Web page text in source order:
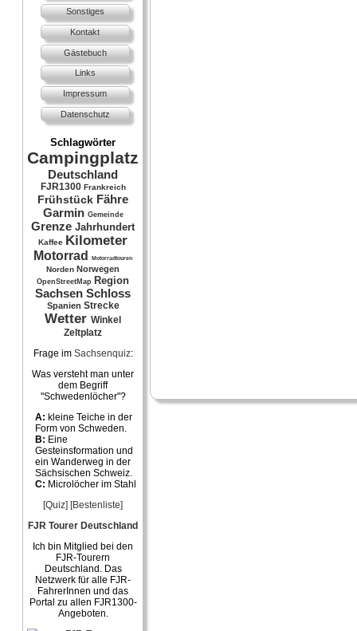
Sonstiges
Kontakt
Gästebuch
Links
Impressum
Datenschutz
Schlagwörter
Campingplatz
Deutschland
FJR1300 Frankreich
Frühstück Fähre
Garmin Gemeinde
Grenze Jahrhundert
Kaffee Kilometer
Motorrad Motorradtouren
Norden Norwegen
OpenStreetMap Region
Sachsen Schloss
Spanien Strecke
Wetter Winkel
Zeltplatz
Frage im Sachsenquiz:
Was versteht man unter
dem Begriff
"Schwedenlöcher"?
A: kleine Teiche in der
Form von Schweden.
B: Eine
Gesteinsformation und
ein Wanderweg in der
Sächsischen Schweiz.
C: Microlöcher im Stahl
[Quiz] [Bestenliste]
FJR Tourer Deutschland
Ich bin Mitglied bei den
FJR-Tourern
Deutschland. Das
Netzwerk für alle FJR-
FahrerInnen und das
Portal zu allen FJR1300-
Angeboten.